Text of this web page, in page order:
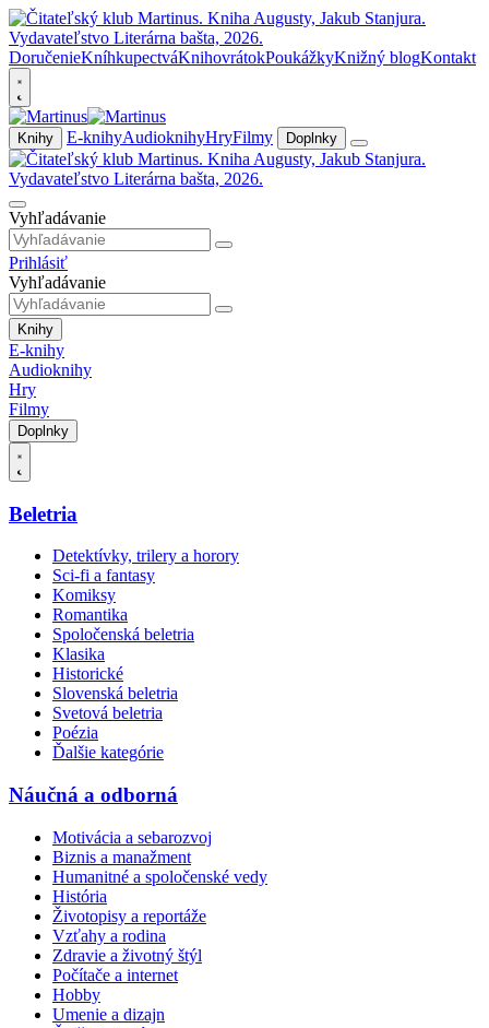
DoručenieKníhkupectváKnihovrátokPoukážkyKnižný blogKontakt
Knihy E-knihyAudioknihyHryFilmy Doplnky
Vyhľadávanie
Prihlásiť
Vyhľadávanie
Knihy
E-knihy
Audioknihy
Hry
Filmy
Doplnky
Beletria
Detektívky, trilery a horory
Sci-fi a fantasy
Komiksy
Romantika
Spoločenská beletria
Klasika
Historické
Slovenská beletria
Svetová beletria
Poézia
Ďalšie kategórie
Náučná a odborná
Motivácia a sebarozvoj
Biznis a manažment
Humanitné a spoločenské vedy
História
Životopisy a reportáže
Vzťahy a rodina
Zdravie a životný štýl
Počítače a internet
Hobby
Umenie a dizajn